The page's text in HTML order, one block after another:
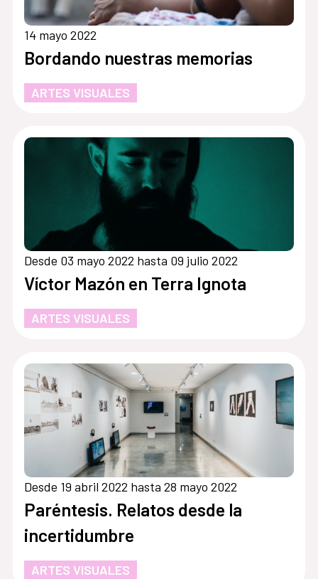
14 mayo 2022
Bordando nuestras memorias
ARTES VISUALES
Desde 03 mayo 2022 hasta 09 julio 2022
Víctor Mazón en Terra Ignota
ARTES VISUALES
Desde 19 abril 2022 hasta 28 mayo 2022
Paréntesis. Relatos desde la
incertidumbre
ARTES VISUALES